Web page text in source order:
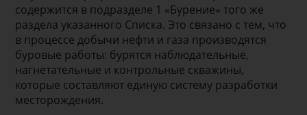
содержится в подразделе 1 «Бурение» того же
раздела указанного Списка. Это связано с тем, что
в процессе добычи нефти и газа производятся
буровые работы: бурятся наблюдательные,
нагнетательные и контрольные скважины,
которые составляют единую систему разработки
месторождения.